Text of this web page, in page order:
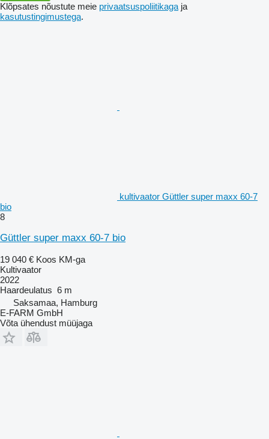
Klõpsates nõustute meie privaatsuspoliitikaga ja
kasutustingimustega.
kultivaator Güttler super maxx 60-7
bio
8
Güttler super maxx 60-7 bio
19 040 € Koos KM-ga
Kultivaator
2022
Haardeulatus 6 m
Saksamaa, Hamburg
E-FARM GmbH
Võta ühendust müüjaga